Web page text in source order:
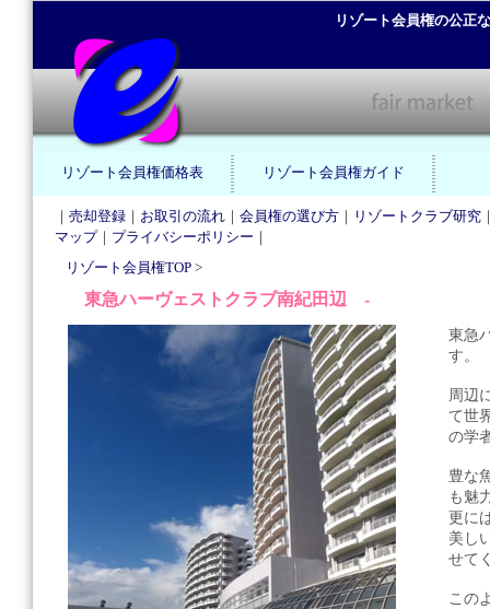
リゾート会員権の公正
リゾート会員権価格表 リゾート会員権ガイド
売却登録 お取引の流れ 会員権の選び方 リゾートクラブ研究
マップ
プライバシーポリシー
リゾート会員権TOP >
東急ハーヴェストクラブ南紀田辺 -
東急
す。
周辺
て世
の学
豊な
も魅
更に
美し
せて
この